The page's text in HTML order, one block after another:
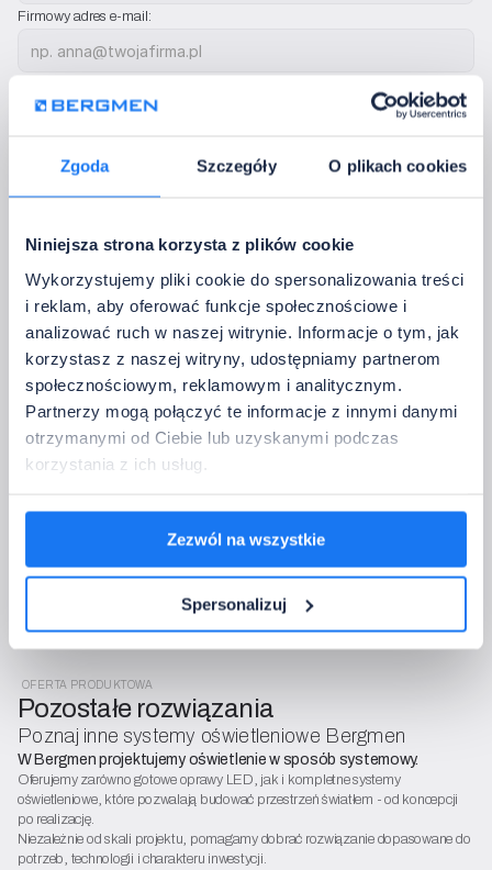
Zgoda Szczegóły O plikach cookies
Niniejsza strona korzysta z plików cookie
Wykorzystujemy pliki cookie do spersonalizowania treści
i reklam, aby oferować funkcje społecznościowe i
analizować ruch w naszej witrynie. Informacje o tym, jak
korzystasz z naszej witryny, udostępniamy partnerom
społecznościowym, reklamowym i analitycznym.
Partnerzy mogą połączyć te informacje z innymi danymi
otrzymanymi od Ciebie lub uzyskanymi podczas
korzystania z ich usług.
Zezwól na wszystkie
Spersonalizuj
Firmowy adres e-mail:
Dodatkowe uwagi:
Dokończ konfigurację zestawu
Po wysłaniu sprawdzimy konfigurację, potwierdzimy
kompatybilność i wrócimy z wyceną lub pytaniami - bezpłatnie i bez
zobowiązań.
celu obsługi zamówień i kontaktu (art. 6 ust. 1 lit. b i f RODO). Masz
prawo dostępu, sprostowania, ograniczenia, sprzeciwu. Szczegóły w
polityce RODO i regulaminie OWS.
OFERTA PRODUKTOWA
Pozostałe rozwiązania
Poznaj inne systemy oświetleniowe Bergmen
W Bergmen projektujemy oświetlenie w sposób systemowy.
Oferujemy zarówno gotowe oprawy LED, jak i kompletne systemy
oświetleniowe, które pozwalają budować przestrzeń światłem - od koncepcji
po realizację.
Niezależnie od skali projektu, pomagamy dobrać rozwiązanie dopasowane do
potrzeb, technologii i charakteru inwestycji.